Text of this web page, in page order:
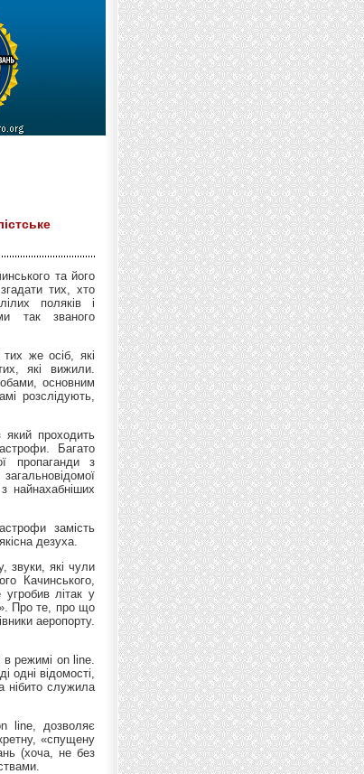
та його
тих, хто
поляків і
так званого
же осіб, які
які вижили.
основним
розслідують,
проходить
Багато
пропаганди з
найнахабніших
замість
дезуха.
звуки, які чули
Качинського,
літак у
Про те, про що
аеропорту.
в режимі on line.
одні відомості,
нібито служила
line, дозволяє
«спущену
(хоча, не без